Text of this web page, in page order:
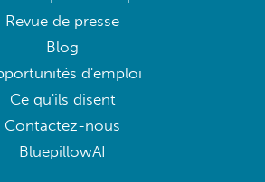
Revue de presse
Blog
d'emploi
Ce qu'ils disent
Contactez-nous
BluepillowAI